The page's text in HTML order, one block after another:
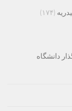
(۱۷۴)
دانشگاه